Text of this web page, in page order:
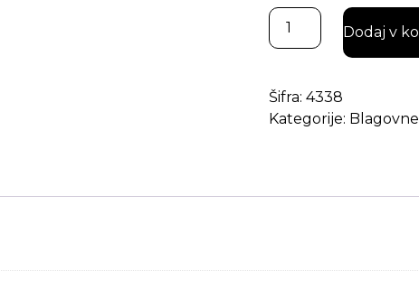
Zimska bež ženska
Dodaj v
Šifra: 4338
Kategorije: